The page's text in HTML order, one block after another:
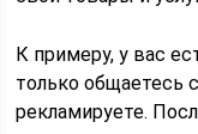
К примеру, у вас
только общаетесь
рекламируете.